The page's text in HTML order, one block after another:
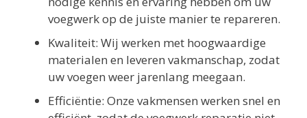
voegwerk op de juiste manier te repareren.
Kwaliteit: Wij werken met hoogwaardige
materialen en leveren vakmanschap, zodat
uw voegen weer jarenlang meegaan.
Efficiëntie: Onze vakmensen werken snel en